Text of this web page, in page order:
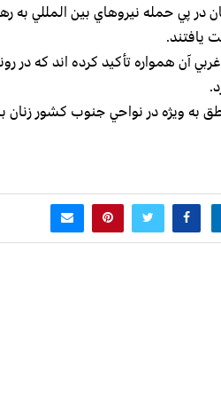
آن همواره تأكيد كرده اند كه
به ويژه در نواحي جنوب كشور